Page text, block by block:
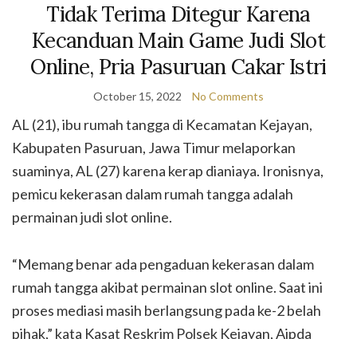
Tidak Terima Ditegur Karena
Kecanduan Main Game Judi Slot
Online, Pria Pasuruan Cakar Istri
October 15, 2022 No Comments
AL (21), ibu rumah tangga di Kecamatan Kejayan,
Kabupaten Pasuruan, Jawa Timur melaporkan
suaminya, AL (27) karena kerap dianiaya. Ironisnya,
pemicu kekerasan dalam rumah tangga adalah
permainan judi slot online.
“Memang benar ada pengaduan kekerasan dalam
rumah tangga akibat permainan slot online. Saat ini
proses mediasi masih berlangsung pada ke-2 belah
pihak,” kata Kasat Reskrim Polsek Kejayan, Aipda